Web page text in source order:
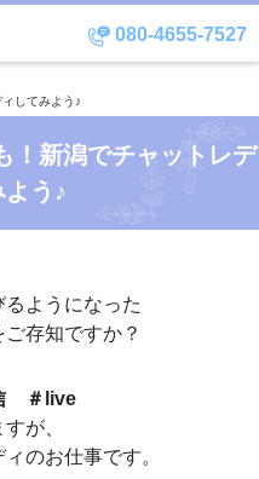
080-4655-7527
してみよう♪
！新潟でチャットレデ
よう♪
ようになった
存知ですか？
＃live
が、
のお仕事です。